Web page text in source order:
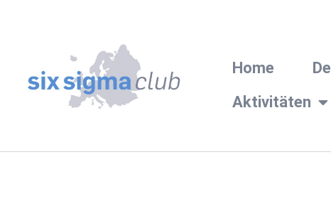
Home
Aktivitäten